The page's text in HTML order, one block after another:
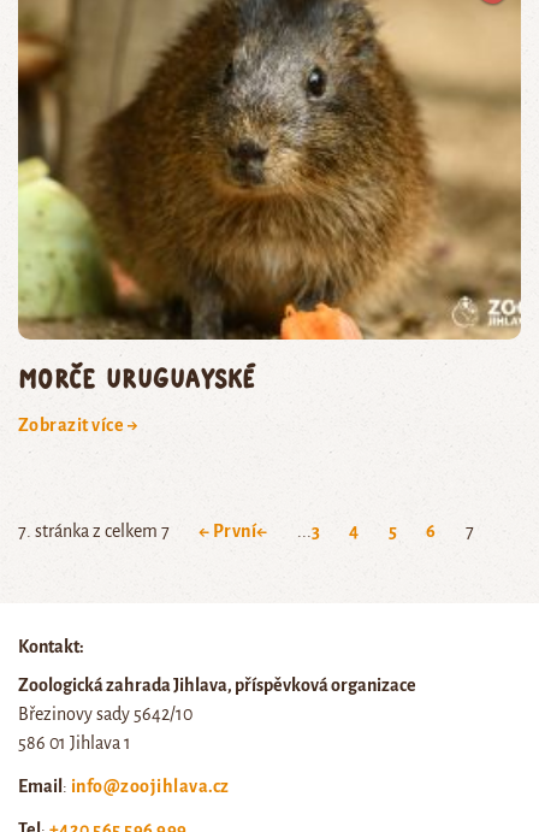
morče uruguayské
Zobrazit více →
7. stránka z celkem 7 ← První← 3 4 5 6 7
Kontakt:
Zoologická zahrada Jihlava, příspěvková organizace
Březinovy sady 5642/10
586 01 Jihlava 1
Email: info@zoojihlava.cz